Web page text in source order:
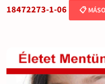
18472273-1-06 📋